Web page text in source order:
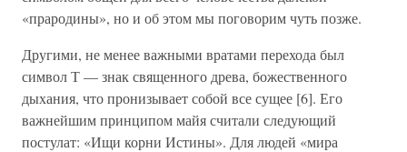
«прародины», но и об этом мы поговорим чуть позже.
Другими, не менее важными вратами перехода был
символ Т — знак священного древа, божественного
дыхания, что пронизывает собой все сущее [6]. Его
важнейшим принципом майя считали следующий
постулат: «Ищи корни Истины». Для людей «мира